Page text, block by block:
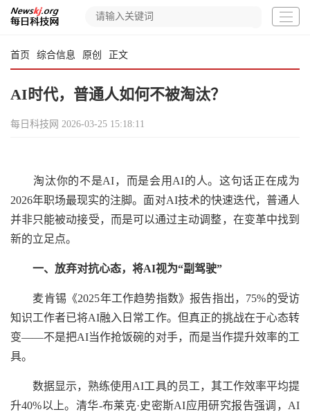
首页 综合信息 原创 正文
AI时代，普通人如何不被淘汰？
每日科技网 2026-03-25 15:18:11
淘汰你的不是AI，而是会用AI的人。这句话正在成为
2026年职场最现实的注脚。面对AI技术的快速迭代，普通人
并非只能被动接受，而是可以通过主动调整，在变革中找到
新的立足点。
一、放弃对抗心态，将AI视为“副驾驶”
麦肯锡《2025年工作趋势指数》报告指出，75%的受访
知识工作者已将AI融入日常工作。但真正的挑战在于心态转
变——不是把AI当作抢饭碗的对手，而是当作提升效率的工
具。
数据显示，熟练使用AI工具的员工，其工作效率平均提
升40%以上。清华-布莱克·史密斯AI应用研究报告强调，AI